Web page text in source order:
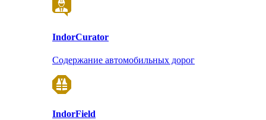
IndorCurator
Содержание автомобильных дорог
IndorField